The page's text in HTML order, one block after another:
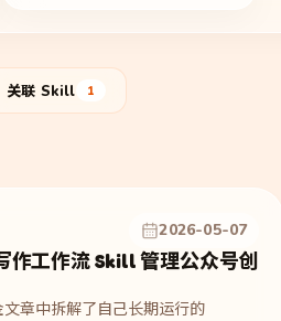
关联 Skill 1
2026-05-07
作工作流 Skill 管理公众号创
章中拆解了自己长期运行的